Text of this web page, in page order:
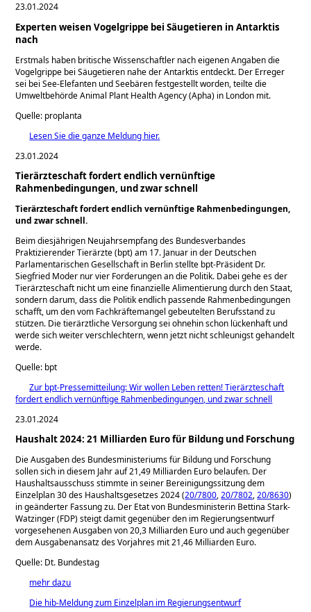
23.01.2024
Experten weisen Vogelgrippe bei Säugetieren in Antarktis
nach
Erstmals haben britische Wissenschaftler nach eigenen Angaben die
Vogelgrippe bei Säugetieren nahe der Antarktis entdeckt. Der Erreger
sei bei See-Elefanten und Seebären festgestellt worden, teilte die
Umweltbehörde Animal Plant Health Agency (Apha) in London mit.
Quelle: proplanta
Lesen Sie die ganze Meldung hier.
23.01.2024
Tierärzteschaft fordert endlich vernünftige
Rahmenbedingungen, und zwar schnell
Tierärzteschaft fordert endlich vernünftige Rahmenbedingungen,
und zwar schnell.
Beim diesjährigen Neujahrsempfang des Bundesverbandes
Praktizierender Tierärzte (bpt) am 17. Januar in der Deutschen
Parlamentarischen Gesellschaft in Berlin stellte bpt-Präsident Dr.
Siegfried Moder nur vier Forderungen an die Politik. Dabei gehe es der
Tierärzteschaft nicht um eine finanzielle Alimentierung durch den Staat,
sondern darum, dass die Politik endlich passende Rahmenbedingungen
schafft, um den vom Fachkräftemangel gebeutelten Berufsstand zu
stützen. Die tierärztliche Versorgung sei ohnehin schon lückenhaft und
werde sich weiter verschlechtern, wenn jetzt nicht schleunigst gehandelt
werde.
Quelle: bpt
Zur bpt-Pressemitteilung: Wir wollen Leben retten! Tierärzteschaft
fordert endlich vernünftige Rahmenbedingungen, und zwar schnell
23.01.2024
Haushalt 2024: 21 Milliarden Euro für Bildung und Forschung
Die Ausgaben des Bundesministeriums für Bildung und Forschung
sollen sich in diesem Jahr auf 21,49 Milliarden Euro belaufen. Der
Haushaltsausschuss stimmte in seiner Bereinigungssitzung dem
Einzelplan 30 des Haushaltsgesetzes 2024 (20/7800,20/7802,20/8630)
in geänderter Fassung zu. Der Etat von Bundesministerin Bettina Stark-
Watzinger (FDP) steigt damit gegenüber den im Regierungsentwurf
vorgesehenen Ausgaben von 20,3 Milliarden Euro und auch gegenüber
dem Ausgabenansatz des Vorjahres mit 21,46 Milliarden Euro.
Quelle: Dt. Bundestag
mehr dazu
Die hib-Meldung zum Einzelplan im Regierungsentwurf